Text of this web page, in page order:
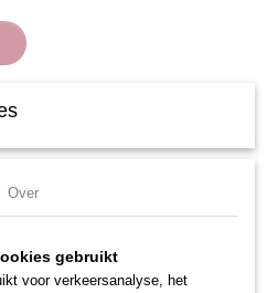
Over
gebruikt
voor verkeersanalyse, het